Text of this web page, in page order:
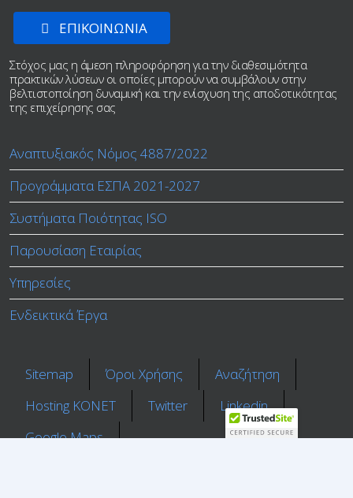
ΕΠΙΚΟΙΝΩΝΙΑ
Στόχος μας η άμεση πληροφόρηση για την διαθεσιμότητα
πρακτικών λύσεων οι οποίες μπορούν να συμβάλουν στην
βελτιστοποίηση δυναμική και την ενίσχυση της αποδοτικότητας
της επιχείρησης σας
Αναπτυξιακός Νόμος 4887/2022
Προγράμματα ΕΣΠΑ 2021-2027
Συστήματα Ποιότητας ISO
Παρουσίαση Εταιρίας
Υπηρεσίες
Ενδεικτικά Έργα
Sitemap Όροι Χρήσης
Αναζήτηση
Ηosting ΚΟΝΕΤ
Twitter
Linkedin
Google Maps